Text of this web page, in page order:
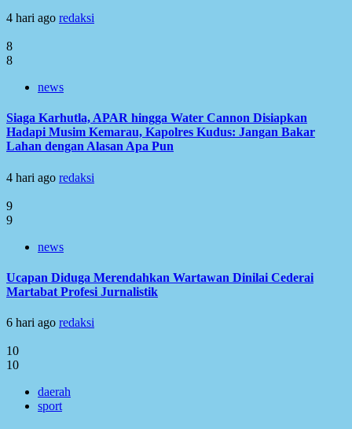
4 hari ago redaksi
8
8
news
Siaga Karhutla, APAR hingga Water Cannon Disiapkan
Hadapi Musim Kemarau, Kapolres Kudus: Jangan Bakar
Lahan dengan Alasan Apa Pun
4 hari ago redaksi
9
9
news
Ucapan Diduga Merendahkan Wartawan Dinilai Cederai
Martabat Profesi Jurnalistik
6 hari ago redaksi
10
10
daerah
sport